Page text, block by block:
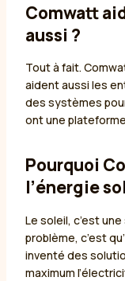
Comwatt
aussi ?
Tout à fait.
aident aussi les
des systèmes
ont une
Pourquoi
l’énergie
Le soleil, c’est
problème, c’est
inventé des
maximum